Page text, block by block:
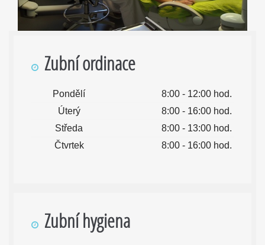
Zubní ordinace
Pondělí
8:00 - 12:00 hod.
Úterý
8:00 - 16:00 hod.
Středa
8:00 - 13:00 hod.
Čtvrtek
8:00 - 16:00 hod.
Zubní hygiena